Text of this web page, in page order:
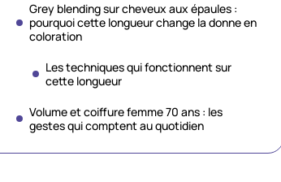
Grey blending sur cheveux aux épaules :
pourquoi cette longueur change la donne en
coloration
Les techniques qui fonctionnent sur
cette longueur
Volume et coiffure femme 70 ans : les
gestes qui comptent au quotidien